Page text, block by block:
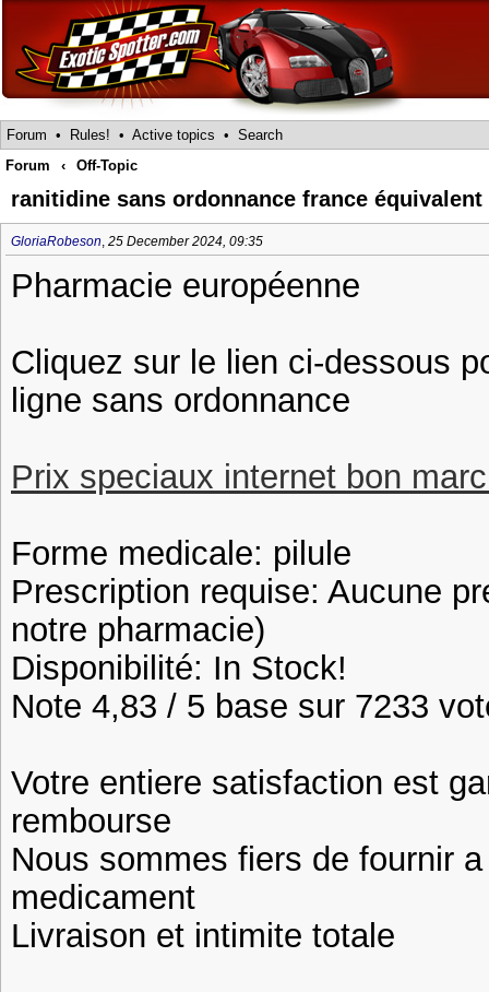
Forum • Rules! • Active topics • Search
Forum
‹ Off-Topic
ranitidine sans ordonnance france
GloriaRobeson, 25 December 2024, 09:35
Pharmacie européenne
Cliquez sur le lien ci-dessous
ligne sans ordonnance
Prix speciaux internet bon
Forme medicale: pilule
Prescription requise: Aucune
notre pharmacie)
Disponibilité: In Stock!
Note 4,83 / 5 base sur 7233
Votre entiere satisfaction est
rembourse
Nous sommes fiers de fournir
medicament
Livraison et intimite totale